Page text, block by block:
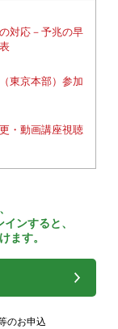
対応－予兆の早
東京本部）参加
・動画講座視聴
ンすると、
ます。
のお申込